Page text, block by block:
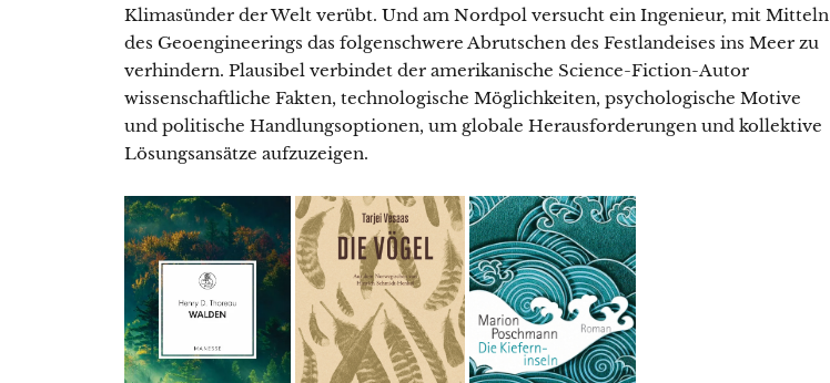
Klimasünder der Welt verübt. Und am Nordpol versucht ein Ingenieur, mit Mitteln
des Geoengineerings das folgenschwere Abrutschen des Festlandeises ins Meer zu
verhindern. Plausibel verbindet der amerikanische Science-Fiction-Autor
wissenschaftliche Fakten, technologische Möglichkeiten, psychologische Motive
und politische Handlungsoptionen, um globale Herausforderungen und kollektive
Lösungsansätze aufzuzeigen.